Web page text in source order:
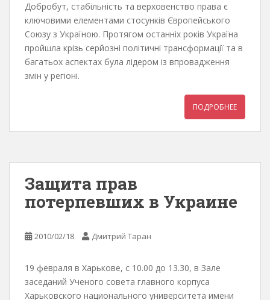
Добробут, стабільність та верховенство права є
ключовими елементами стосунків Європейського
Союзу з Україною. Протягом останніх років Україна
пройшла крізь серйозні політичні трансформації та в
багатьох аспектах була лідером із впровадження
змін у регіоні.
ПОДРОБНЕЕ
Защита прав
потерпевших в Украине
2010/02/18 Дмитрий Таран
19 февраля в Харькове, с 10.00 до 13.30, в Зале
заседаний Ученого совета главного корпуса
Харьковского национального университета имени